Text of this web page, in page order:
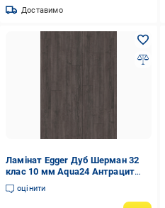
Доставимо
Ламінат Egger Дуб Шерман 32
клас 10 мм Aqua24 Антрацит
(0000007861)
оцінити